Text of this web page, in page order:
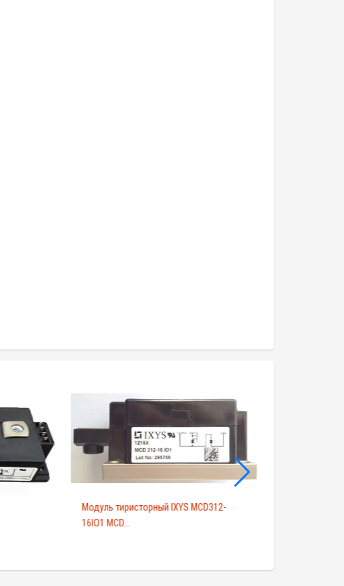
Модуль тиристорный IXYS MCD312-
16IO1 MCD...